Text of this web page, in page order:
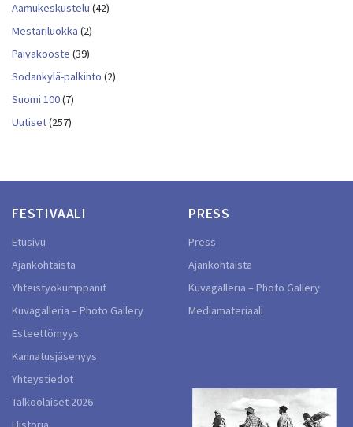
Aamukeskustelu (42)
Mestariluokka (2)
Päiväkooste (39)
Sodankylä-palkinto (2)
Suomi 100(7)
Uutiset(257)
FESTIVAALI
Etusivu
Ajankohtaista
Yhteistyökumppanit
Kuvagalleria – Photo Gallery
Esteettömyys
Kannatusjäsenyys
Yhteystiedot
Talkoolaiset 2026
PRESS
Press
Ajankohtaista
Kuvagalleria – Photo Gallery
Mediamateriaali